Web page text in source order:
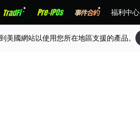
福利中心
國網站以使用您所在地區支援的產品。